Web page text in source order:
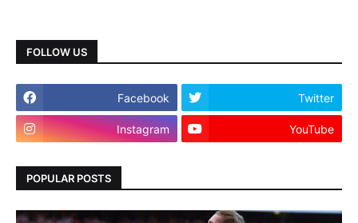
FOLLOW US
Facebook Twitter
Instagram YouTube
POPULAR POSTS